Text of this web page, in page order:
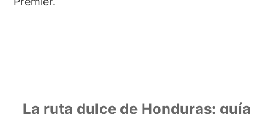
La ruta dulce de Honduras: guía